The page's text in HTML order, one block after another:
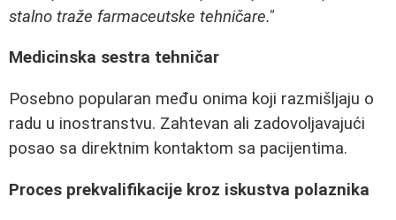
stalno traže farmaceutske tehničare."
Medicinska sestra tehničar
Posebno popularan među onima koji razmišljaju o
radu u inostranstvu. Zahtevan ali zadovoljavajući
posao sa direktnim kontaktom sa pacijentima.
Proces prekvalifikacije kroz iskustva polaznika